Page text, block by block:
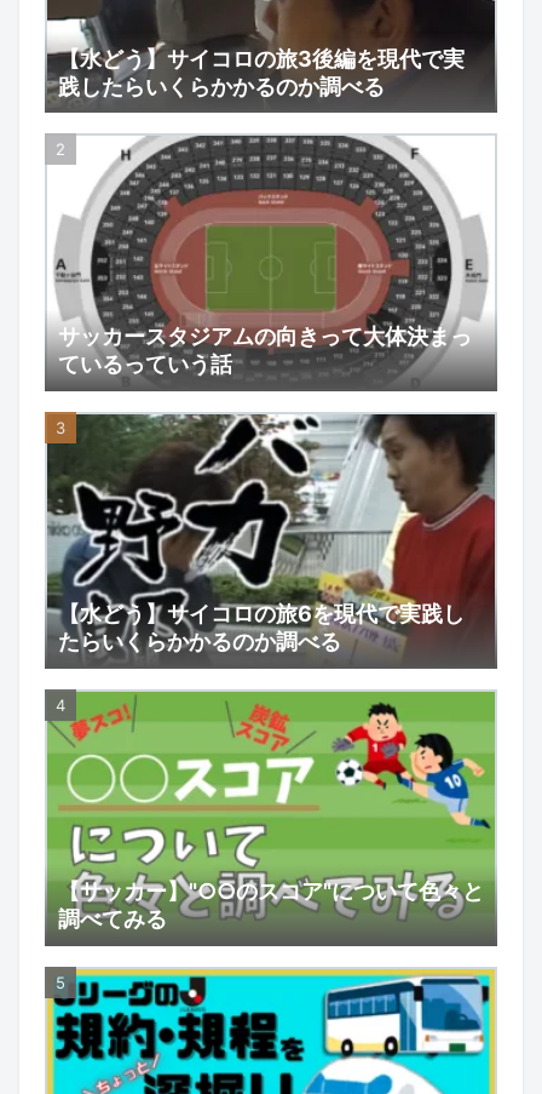
【水どう】サイコロの旅3後編を現代で実
践したらいくらかかるのか調べる
サッカースタジアムの向きって大体決まっ
ているっていう話
【水どう】サイコロの旅6を現代で実践し
たらいくらかかるのか調べる
【サッカー】"○○のスコア"について色々と
調べてみる